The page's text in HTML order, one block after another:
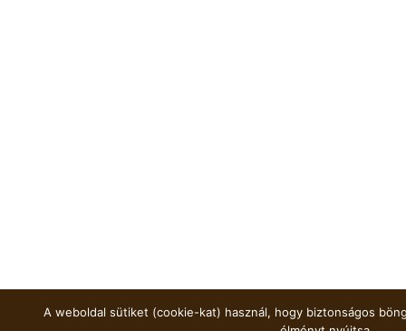
A weboldal sütiket (cookie-kat) használ, hogy biztonságos